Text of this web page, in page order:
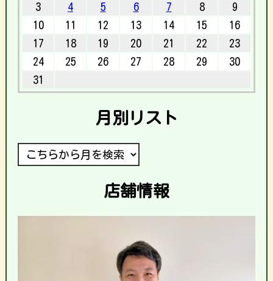
3
4 5 6 7 8
9
10
11 12 13 14 15
16
17
18 19 20 21 22
23
24
25 26 27 28 29
30
31
月別リスト
店舗情報